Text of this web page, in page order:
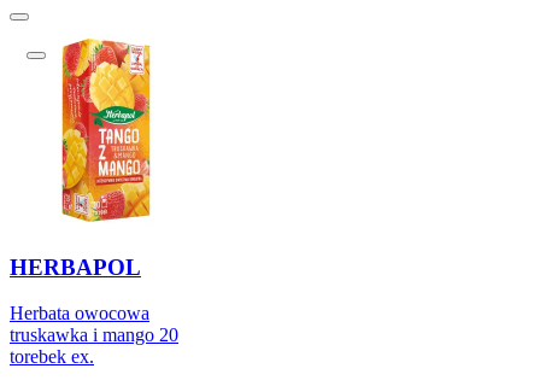
HERBAPOL
Herbata owocowa
truskawka i mango 20
torebek ex.